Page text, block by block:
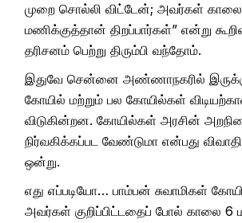
முறை சொல்லி விட்டேன்; அவர்கள் காலை
மணிக்குத்தான் திறப்பார்கள்” என்று
தரிசனம் பெற்று திரும்பி வந்தோம்.
இதுவே சென்னை அண்ணாநகரில்
கோயில் மற்றும் பல கோயில்கள்
விடுகின்றன. கோயில்கள் அரசின்
நிர்வகிக்கப்பட வேண்டுமா என்பது
ஒன்று.
எது எப்படியோ… பாம்பன் சுவாமிகள்
அவர்கள் குறிப்பிட்டதைப் போல் காலை